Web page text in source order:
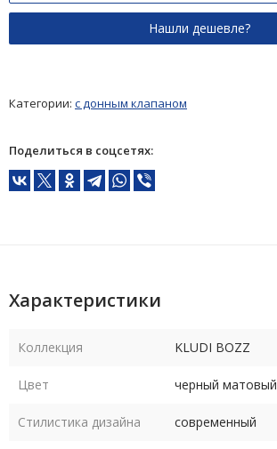
Категории: с донным клапаном
Поделиться в соцсетях:
Характеристики
Коллекция KLUDI BOZZ
Цвет черный матовый
Стилистика дизайна современный